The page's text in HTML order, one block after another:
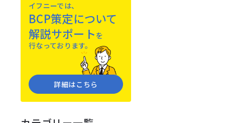
イフニーでは、
BCP策定について
解説サポート を
⾏なっております。
詳細はこちら